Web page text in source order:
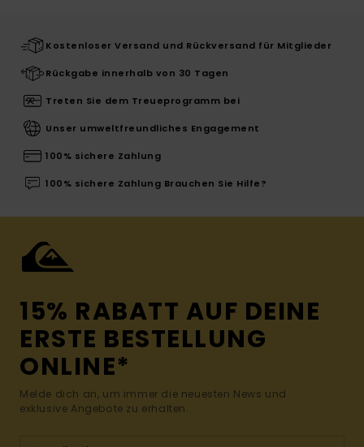
Kostenloser Versand und Rückversand für Mitglieder
Rückgabe innerhalb von 30 Tagen
Treten Sie dem Treueprogramm bei
Unser umweltfreundliches Engagement
100% sichere Zahlung
100% sichere Zahlung Brauchen Sie Hilfe?
15% RABATT AUF DEINE
ERSTE BESTELLUNG
ONLINE*
Melde dich an, um immer die neuesten News und
exklusive Angebote zu erhalten.